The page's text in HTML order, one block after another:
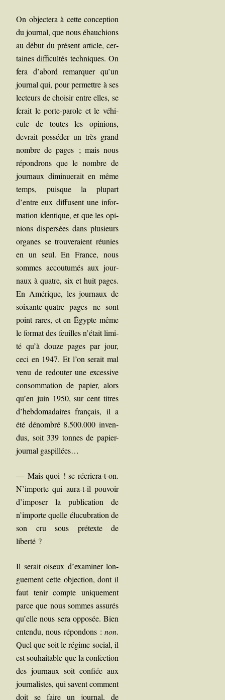
On objec­te­ra à cette concep­tion
du jour­nal, que nous ébau­chions
au début du pré­sent article, cer­
taines dif­fi­cul­tés tech­niques. On
fera d’abord remar­quer qu’un
jour­nal qui, pour per­mettre à ses
lec­teurs de choi­sir entre elles, se
ferait le porte-parole et le véhi­
cule de toutes les opi­nions,
devrait pos­sé­der un très grand
nombre de pages ; mais nous
répon­drons que le nombre de
jour­naux dimi­nue­rait en même
temps, puisque la plu­part
d’entre eux dif­fusent une infor­
ma­tion iden­tique, et que les opi­
nions dis­per­sées dans plu­sieurs
organes se trou­ve­raient réunies
en un seul. En France, nous
sommes accou­tu­més aux jour­
naux à quatre, six et huit pages.
En Amé­rique, les jour­naux de
soixante-quatre pages ne sont
point rares, et en Égypte même
le for­mat des feuilles n’était limi­
té qu’à douze pages par jour,
ceci en 1947. Et l’on serait mal
venu de redou­ter une exces­sive
consom­ma­tion de papier, alors
qu’en juin 1950, sur cent titres
d’hebdomadaires fran­çais, il a
été dénom­bré 8.500.000 inven­
dus, soit 339 tonnes de papier-
jour­nal gaspillées…
— Mais quoi ! se récrie­ra-t-on.
N’importe qui aura-t-il pou­voir
d’imposer la publi­ca­tion de
n’importe quelle élu­cu­bra­tion de
son cru sous pré­texte de
liberté ?
Il serait oiseux d’examiner lon­
gue­ment cette objec­tion, dont il
faut tenir compte uni­que­ment
parce que nous sommes assu­rés
qu’elle nous sera oppo­sée. Bien
enten­du, nous répon­dons : non.
Quel que soit le régime social, il
est sou­hai­table que la confec­tion
des jour­naux soit confiée aux
jour­na­listes, qui savent com­ment
doit se faire un jour­nal, de